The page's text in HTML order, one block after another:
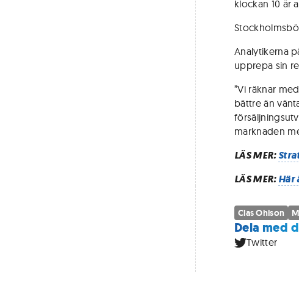
klockan 10 är
Analytikerna
upprepa sin
”Vi räknar
bättre än
marknaden
LÄS MER:
LÄS MER:Här
Clas Ohlson
Dela med
Twitter